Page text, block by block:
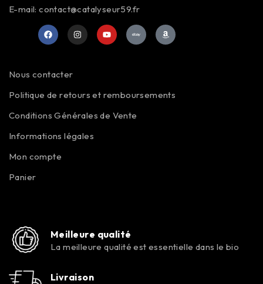
E-mail: contact@catalyseur59.fr
Nous contacter
Politique de retours et remboursements
Conditions Générales de Vente
Informations légales
Mon compte
Panier
Meilleure qualité
La meilleure qualité est essentielle dans le bio
Livraison